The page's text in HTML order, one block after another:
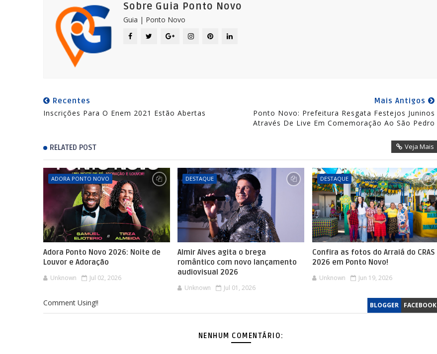
Sobre Guia Ponto Novo
Guia | Ponto Novo
Recentes
Inscrições Para O Enem 2021 Estão Abertas
Mais Antigos
Ponto Novo: Prefeitura Resgata Festejos Juninos
Através De Live Em Comemoração Ao São Pedro
RELATED POST Veja Mais
ADORA PONTO NOVO
Adora Ponto Novo 2026: Noite de
Louvor e Adoração
Unknown Jul 02, 2026
DESTAQUE
Almir Alves agita o brega
romântico com novo lançamento
audiovisual 2026
Unknown Jul 01, 2026
DESTAQUE
Confira as fotos do Arraiá do CRAS
2026 em Ponto Novo!
Unknown Jun 19, 2026
BLOGGER FACEBOOK
Comment Using!!
NENHUM COMENTÁRIO: